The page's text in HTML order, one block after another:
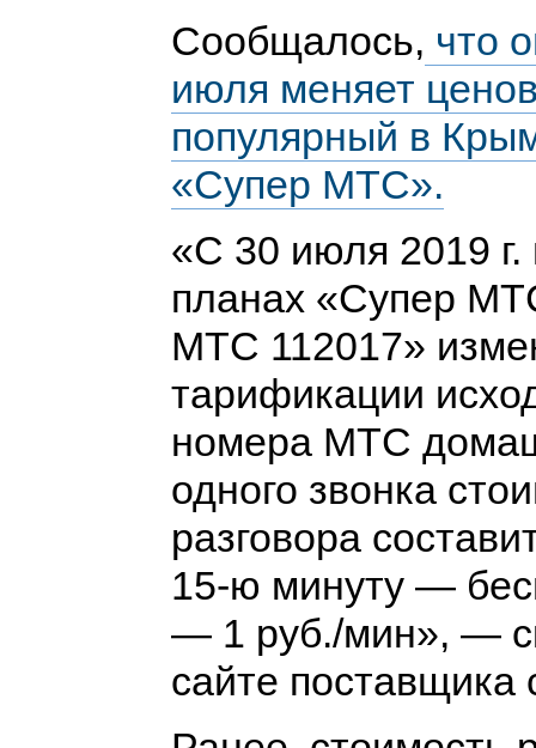
Сообщалось, что
июля меняет
популярный в
«Супер МТС».
«С 30 июля 2019
планах «Супер
МТС 112017»
тарификации
номера МТС
одного звонка
разговора
15-ю минуту —
— 1 руб./мин», —
сайте поставщика